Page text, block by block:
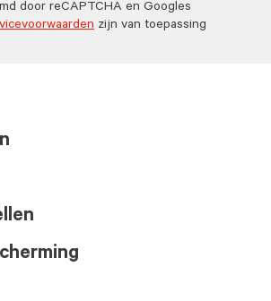
door reCAPTCHA en Googles
zijn van toepassing